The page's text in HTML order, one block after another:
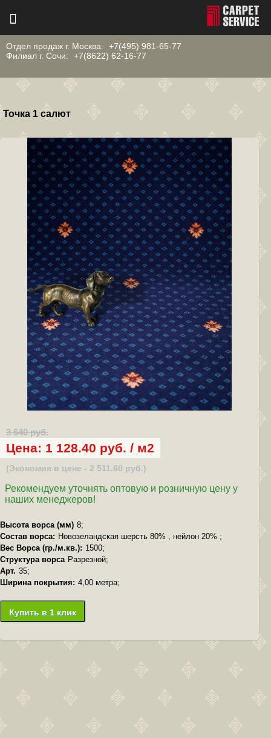
Отдел продаж г. Москва:
+7(495) 981-65-77
Филиал г. Сочи:
+7(8622) 62-16-77
Точка 1 салют
3 640 руб.
Цена: 1 128.40 руб. / м2
(Экономия в цене - 2 511.60 руб.)
Рекомендуем уточнять оптовую и розничную цену у
наших менеджеров!
Высота ворса (мм) 8;
Состав ворса: Новозеландская шерсть 80% , нейлон 20% ;
Вес Ворса (гр./м.кв.): 1500;
Структура ворса Разрезной;
Арт. 35;
Ширина покрытия: 4,00 метра;
Купить в 1 клик